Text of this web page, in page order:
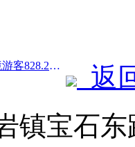
前一篇：上海前11月接待入境游客828.2万人次，超越年初预期
返
镇宝石